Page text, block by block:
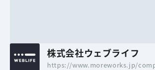
株式会社ウェブライフ
https://www.moreworks.jp/